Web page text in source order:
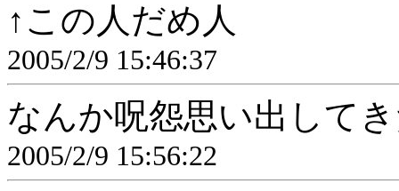
↑この人だめ人
2005/2/9 15:46:37
なんか呪怨思い出して
2005/2/9 15:56:22